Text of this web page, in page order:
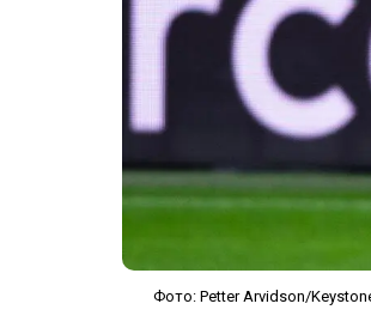
Фото: Petter Arvidson/